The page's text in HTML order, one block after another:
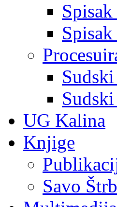
UG Kalina
Knjige
Savo